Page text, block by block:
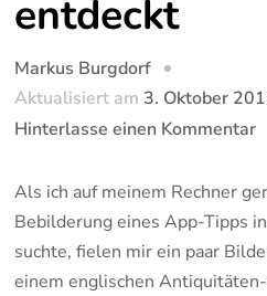
entdeckt
Markus Burgdorf
Aktualisiert am 3. Oktober
Hinterlasse einen Kommentarzu
Als ich auf meinem Rechner
Bebilderung eines App-Tipps
suchte, fielen mir ein paar
einem englischen